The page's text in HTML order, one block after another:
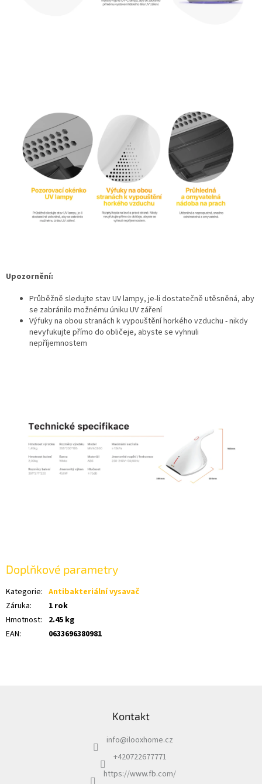
Upozornění:
Průběžně sledujte stav UV lampy, je-li dostatečně utěsněná, aby
se zabránilo možnému úniku UV záření
Výfuky na obou stranách k vypouštění horkého vzduchu - nikdy
nevyfukujte přímo do obličeje, abyste se vyhnuli
nepříjemnostem
Doplňkové parametry
Kategorie: Antibakteriální vysavač
Záruka:
1 rok
Hmotnost:
2.45 kg
EAN: 0633696380981
Kontakt
info@ilooxhome.cz
+420722677771
https://www.fb.com/